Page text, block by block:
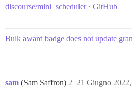
discourse/mini_scheduler · GitHub
Bulk award badge does not update
sam (Sam Saffron) 21 Giugno
2